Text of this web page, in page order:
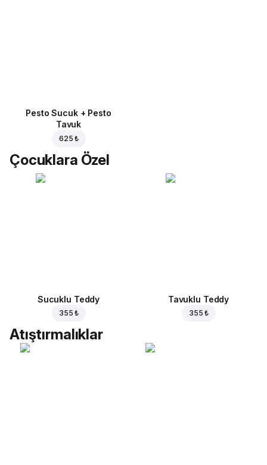
Pesto Sucuk + Pesto
Tavuk
625 ₺
Çocuklara Özel
Sucuklu Teddy
355 ₺
Tavuklu Teddy
355 ₺
Atıştırmalıklar